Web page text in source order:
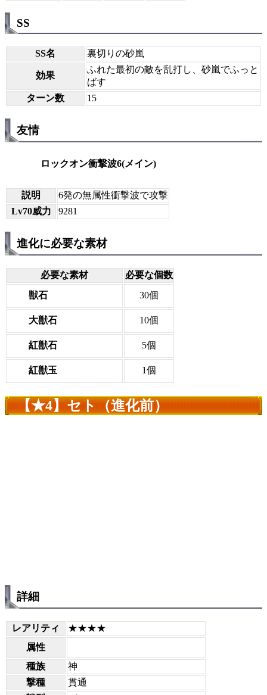
SS
SS名 裏切りの砂嵐
効果
ふれた最初の敵を乱打し、砂嵐でふっと
ばす
ターン数
15
友情
ロックオン衝撃波6(メイン)
説明
6発の無属性衝撃波で攻撃
Lv70威力
9281
進化に必要な素材
必要な素材
必要な個数
獣石
30個
大獣石 10個
紅獣石 5個
紅獣玉 1個
【★4】セト（進化前）
詳細
レアリティ
★★★★
属性
種族
神
撃種
貫通